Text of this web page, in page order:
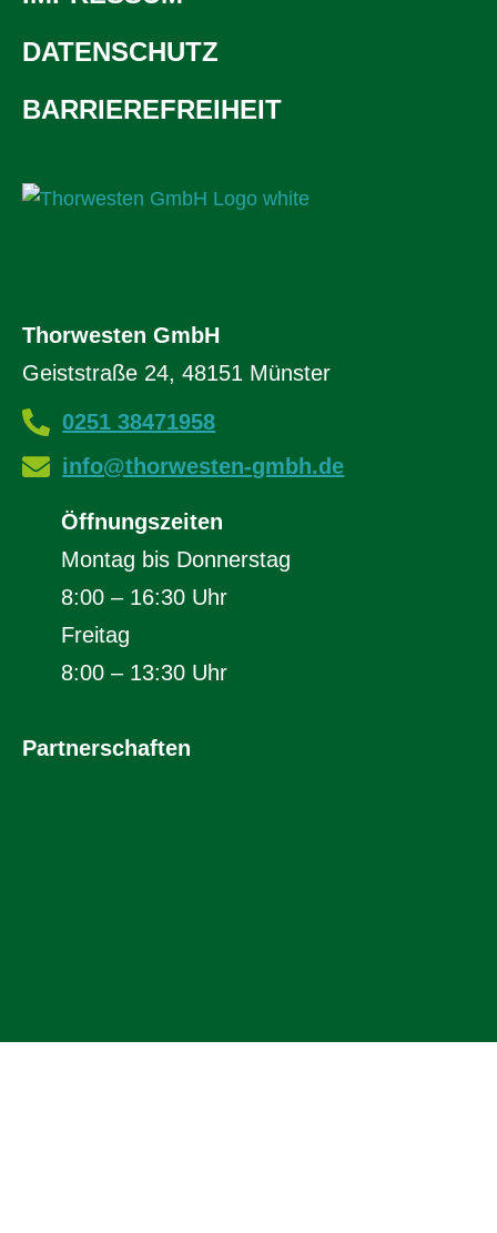
DATENSCHUTZ
BARRIEREFREIHEIT
Thorwesten GmbH
Geiststraße 24, 48151 Münster
0251 38471958
info@thorwesten-gmbh.de
Öffnungszeiten
Montag bis Donnerstag
8:00 – 16:30 Uhr
Freitag
8:00 – 13:30 Uhr
Partnerschaften